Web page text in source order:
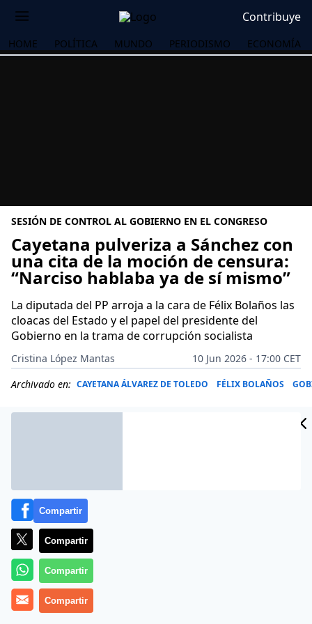
Contribuye
HOME POLÍTICA MUNDO PERIODISMO ECONOMÍA
SESIÓN DE CONTROL AL GOBIERNO EN EL CONGRESO
Cayetana pulveriza a Sánchez con
una cita de la moción de censura:
“Narciso hablaba ya de sí mismo”
La diputada del PP arroja a la cara de Félix Bolaños las
cloacas del Estado y el papel del presidente del
Gobierno en la trama de corrupción socialista
Cristina López Mantas
10 Jun 2026 - 17:00 CET
Archivado en: CAYETANA ÁLVAREZ DE TOLEDO FÉLIX BOLAÑOS
Más información
Compartir
Compartir
Compartir
Compartir